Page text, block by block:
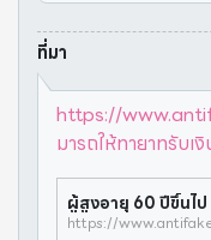
ที่มา
https://
มารถให้ทายาทรับ